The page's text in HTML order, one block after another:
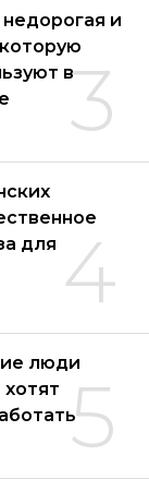
3
и
в
4
для
5
люди